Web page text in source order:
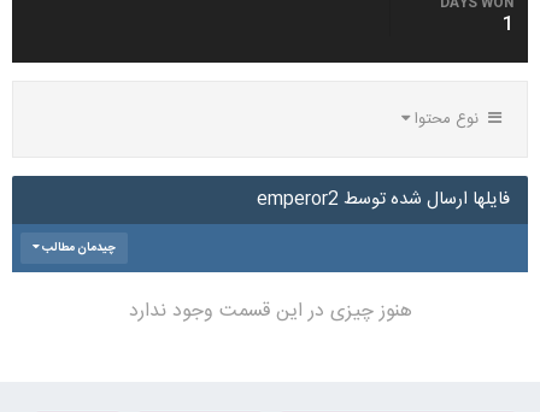
1
نوع محتوا
فایلها ارسال شده توسط emperor2
چیدمان مطالب
هنوز چیزی در این قسمت وجود ندارد